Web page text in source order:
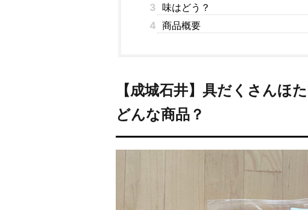
3 味はどう？
4 商品概要
【成城石井】具だくさんほ
どんな商品？